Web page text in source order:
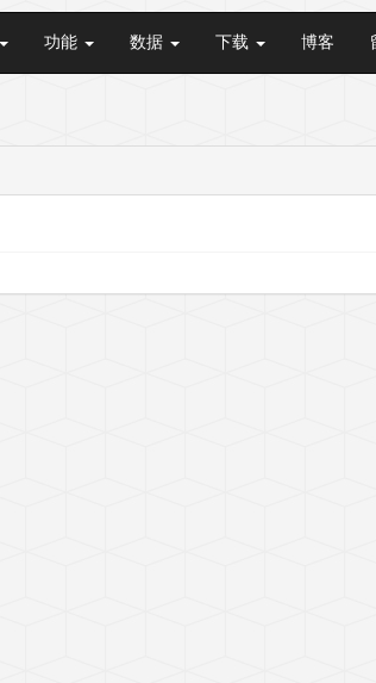
功能 数据 下载 博客